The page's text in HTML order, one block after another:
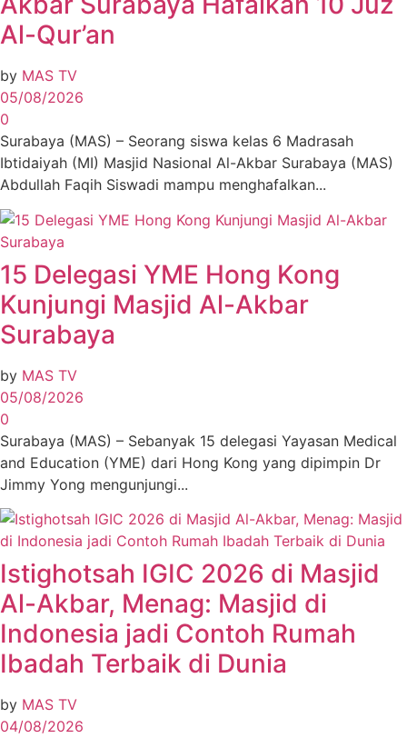
Al-Qur’an
by MAS TV
05/08/2026
0
Surabaya (MAS) – Seorang siswa kelas 6 Madrasah
Ibtidaiyah (MI) Masjid Nasional Al-Akbar Surabaya (MAS)
Abdullah Faqih Siswadi mampu menghafalkan...
15 Delegasi YME Hong Kong
Kunjungi Masjid Al-Akbar
Surabaya
by MAS TV
05/08/2026
0
Surabaya (MAS) – Sebanyak 15 delegasi Yayasan Medical
and Education (YME) dari Hong Kong yang dipimpin Dr
Jimmy Yong mengunjungi...
Istighotsah IGIC 2026 di Masjid
Al-Akbar, Menag: Masjid di
Indonesia jadi Contoh Rumah
Ibadah Terbaik di Dunia
by MAS TV
04/08/2026